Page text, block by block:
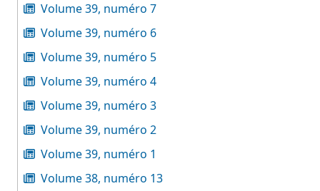
Volume 39, numéro 7
Volume 39, numéro 6
Volume 39, numéro 5
Volume 39, numéro 4
Volume 39, numéro 3
Volume 39, numéro 2
Volume 39, numéro 1
Volume 38, numéro 13